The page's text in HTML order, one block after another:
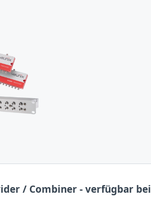
/ Combiner - verfügbar bei